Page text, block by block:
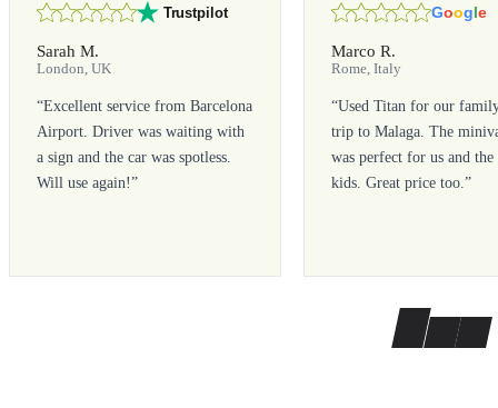
Trustpilot
Sarah M.
London, UK
“Excellent service from Barcelona
Airport. Driver was waiting with
a sign and the car was spotless.
Will use again!”
Google
Marco R.
Rome, Italy
“Used Titan for our
trip to Malaga. The
was perfect for us and the
kids. Great price too.”